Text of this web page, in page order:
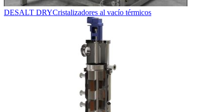
DESALT DRYCristalizadores al vacío térmicos